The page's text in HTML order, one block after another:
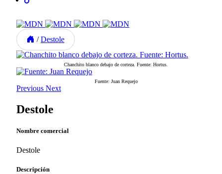
/ Destole
Chanchito blanco debajo de corteza. Fuente: Hortus.
Fuente: Juan Requejo
Previous Next
Destole
Nombre comercial
Destole
Descripción